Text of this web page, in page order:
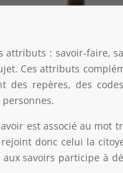
attributs : savoir-faire,
Ces attributs
des repères, des
est associé au
donc celui la
aux savoirs participe à